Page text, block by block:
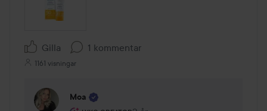
Gilla 1 kommentar
1161 visningar
Moa